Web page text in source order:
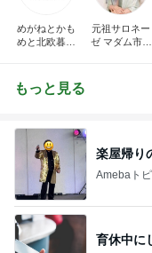
めがねとかも
めと北欧暮ら
元祖サロネー
ゼ マダム市川
もっと見る
楽屋帰り
Amebaト
育休中に